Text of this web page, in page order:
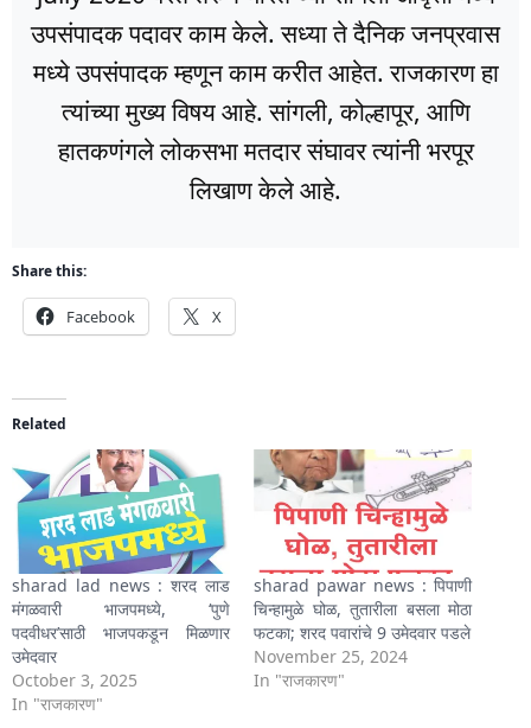
उपसंपादक पदावर काम केले. सध्या ते दैनिक जनप्रवास
मध्ये उपसंपादक म्हणून काम करीत आहेत. राजकारण हा
त्यांच्या मुख्य विषय आहे. सांगली, कोल्हापूर, आणि
हातकणंगले लोकसभा मतदार संघावर त्यांनी भरपूर
लिखाण केले आहे.
Share this:
Facebook X
Related
sharad lad news : शरद लाड
मंगळवारी भाजपमध्ये, ‘पुणे
पदवीधर’साठी भाजपकडून मिळणार
उमेदवार
October 3, 2025
In "राजकारण"
sharad pawar news : पिपाणी
चिन्हामुळे घोळ, तुतारीला बसला मोठा
फटका; शरद पवारांचे 9 उमेदवार पडले
November 25, 2024
In "राजकारण"